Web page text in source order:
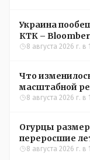
Украина
КТК –
8 августа 2026 г. в
Что
масштабной
8 августа 2026 г. в
Огурцы
переросшие
зимой
8 августа 2026 г. в